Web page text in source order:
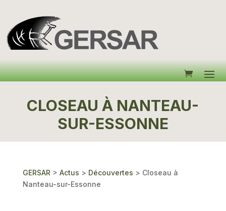
CLOSEAU À NANTEAU-
SUR-ESSONNE
GERSAR > Actus > Découvertes > Closeau à
Nanteau-sur-Essonne